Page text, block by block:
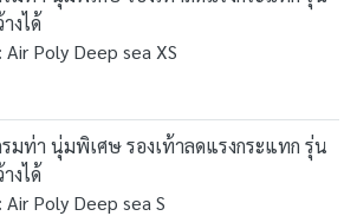
งได้
Poly Deep sea XS
รมท่า นุ่มพิเศษ รองเท้าลดแรงกระแทก รุ่น
งได้
Poly Deep sea S